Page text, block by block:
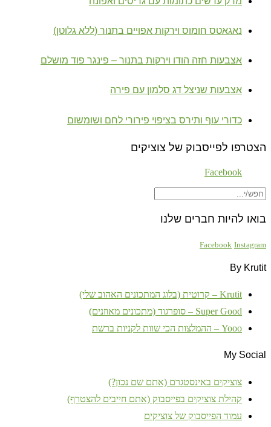
נאגאטס חומוס וירקות אפויים בתנור (ללא גלוטן)
אצבעות חזה הודו וירקות בתנור – פינגר פוד מושלם
אצבעות שניצל דג סלמון עם פירה
כדורי עוף ותירס בציפוי פירורי לחם ושומשום
הצטרפו לפייסבוק של צוציקים
Facebook
בואו להיות חברים שלנו
Facebook Instagram
By Krutit
Krutit – קרוטית (בלוג המתכונים האהוב שלי)
Super Good – סופרגוד (מתכונים מאוזנים)
Yooo – ההמלצות הכי שוות לקניות ברשת
My Social
צוציקים באינסטגרם (אתם שם נכון?)
קהילת צוציקים בפייסבוק (אתם חייבים להצטרף)
עמוד הפייסבוק של צוציקים